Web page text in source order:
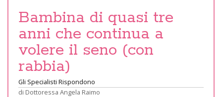
Bambina di quasi tre
anni che continua a
volere il seno (con
rabbia)
Gli Specialisti Rispondono
di Dottoressa Angela Raimo